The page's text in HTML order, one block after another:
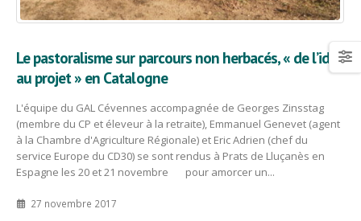
Le pastoralisme sur parcours non herbacés, « de l’idée
au projet » en Catalogne
L'équipe du GAL Cévennes accompagnée de Georges Zinsstag
(membre du CP et éleveur à la retraite), Emmanuel Genevet (agent
à la Chambre d'Agriculture Régionale) et Eric Adrien (chef du
service Europe du CD30) se sont rendus à Prats de Lluçanès en
Espagne les 20 et 21 novembre pour amorcer un...
27 novembre 2017